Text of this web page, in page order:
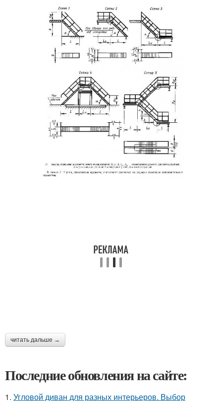
читать дальше →
Последние обновления на сайте:
1. Угловой диван для разных интерьеров. Выбор